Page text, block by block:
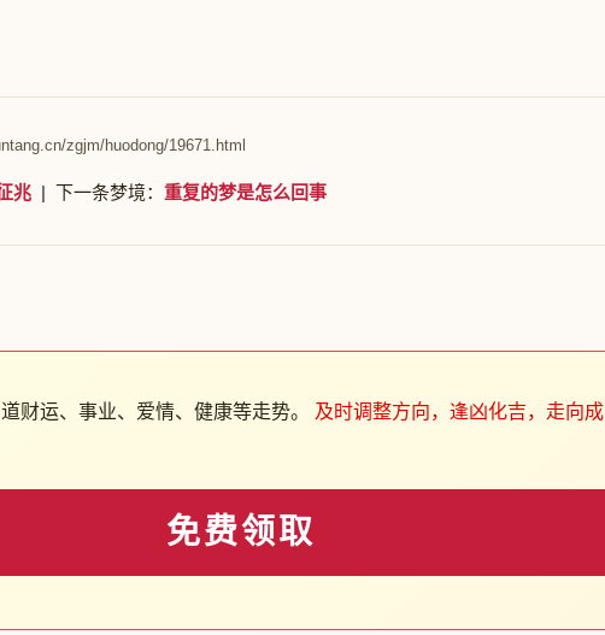
zgjm/huodong/19671.html
兆 | 下一条梦境： 重复的梦是怎么回事
财运、事业、爱情、健康等走势。 及时调整方向，逢凶化吉，走向成
免费领取